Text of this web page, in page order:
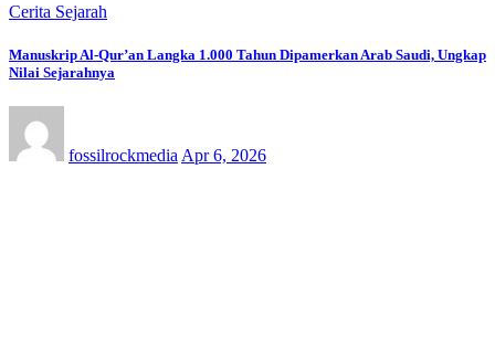
Cerita Sejarah
Manuskrip Al-Qur’an Langka 1.000 Tahun Dipamerkan Arab Saudi, Ungkap
Nilai Sejarahnya
fossilrockmedia Apr 6, 2026